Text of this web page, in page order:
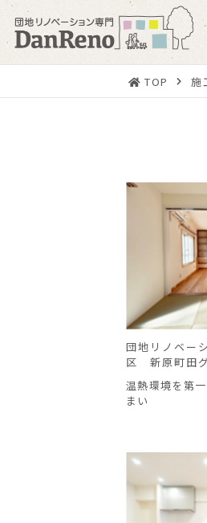
TOP 施
団地リノベー
区 新原町田
温熱環境を第
まい